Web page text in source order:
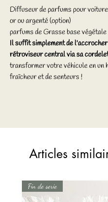
Diffuseur de parfums pour
or ou argenté (option)
parfums de Grasse base végétale
Il suffit simplement de
rétroviseur central via sa
transformer votre véhicule en un
fraîcheur et de senteurs !
Articles
Fin de serie